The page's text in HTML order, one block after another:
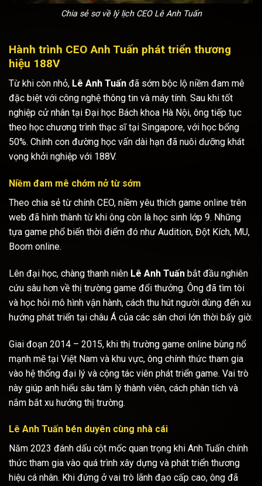
Chia sẻ sơ về lý lịch CEO Lê Anh Tuấn
Hành trình CEO Anh Tuấn phát triển thương
hiệu 188V
Từ khi còn nhỏ, Lê Anh Tuấn đã sớm bộc lộ niềm đam mê
đặc biệt với công nghệ thông tin và máy tính. Sau khi tốt
nghiệp cử nhân tại Đại học Bách khoa Hà Nội, ông tiếp tục
theo học chương trình thạc sĩ tại Singapore, với học bổng
50%. Chính con đường học vấn dài hạn đã nuôi dưỡng khát
vọng khởi nghiệp với 188V.
Niềm đam mê chớm nở từ sớm
Theo chia sẻ từ chính CEO, niềm yêu thích game online trên
web đã hình thành từ khi ông còn là học sinh lớp 9. Những
tựa game phổ biến thời điểm đó như Audition, Đột Kích, MU,
Boom online.
Lên đại học, chàng thanh niên Lê Anh Tuấn bắt đầu nghiên
cứu sâu hơn về thị trường game đổi thưởng. Ông đã tìm tòi
và học hỏi mô hình vận hành, cách thu hút người dùng đến xu
hướng phát triển tại châu Á của các sân chơi lớn thời bấy giờ.
Giai đoạn 2014 – 2015, khi thị trường game online bùng nổ
mạnh mẽ tại Việt Nam và khu vực, ông chính thức tham gia
vào hệ thống đại lý và cộng tác viên phát triển game. Vai trò
này giúp anh hiểu sâu tâm lý thành viên, cách phân tích và
nắm bắt xu hướng thị trường.
Lê Anh Tuấn bén duyên cùng nhà cái
Năm 2023 đánh dấu cột mốc quan trọng khi Anh Tuấn chính
thức tham gia vào quá trình xây dựng và phát triển thương
hiệu cá nhân. Khi đứng ở vai trò lãnh đạo cấp cao, ông đã